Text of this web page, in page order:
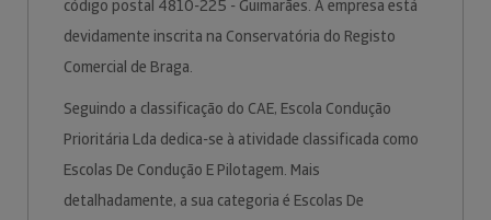
código postal 4810-225 - Guimarães. A empresa está
devidamente inscrita na Conservatória do Registo
Comercial de Braga.
Seguindo a classificação do CAE, Escola Condução
Prioritária Lda dedica-se à atividade classificada como
Escolas De Condução E Pilotagem. Mais
detalhadamente, a sua categoria é Escolas De